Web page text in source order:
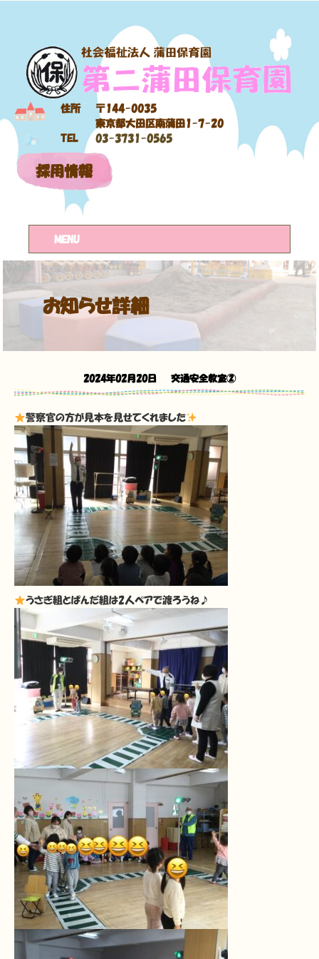
住所
〒144-0035
東京都大田区南蒲田1-7-20
TEL
03-3731-0565
採用情報
MENU
お知らせ詳細
2024年02月20日 交通安全教室②
警察官の方が見本を見せてくれました
うさぎ組とぱんだ組は2人ペアで渡ろうね♪